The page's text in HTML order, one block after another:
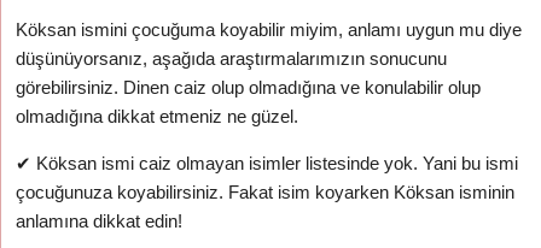
Köksan ismini çocuğuma koyabilir miyim, anlamı uygun mu diye
düşünüyorsanız, aşağıda araştırmalarımızın sonucunu
görebilirsiniz. Dinen caiz olup olmadığına ve konulabilir olup
olmadığına dikkat etmeniz ne güzel.
✔ Köksan ismi caiz olmayan isimler listesinde yok. Yani bu ismi
çocuğunuza koyabilirsiniz. Fakat isim koyarken Köksan isminin
anlamına dikkat edin!